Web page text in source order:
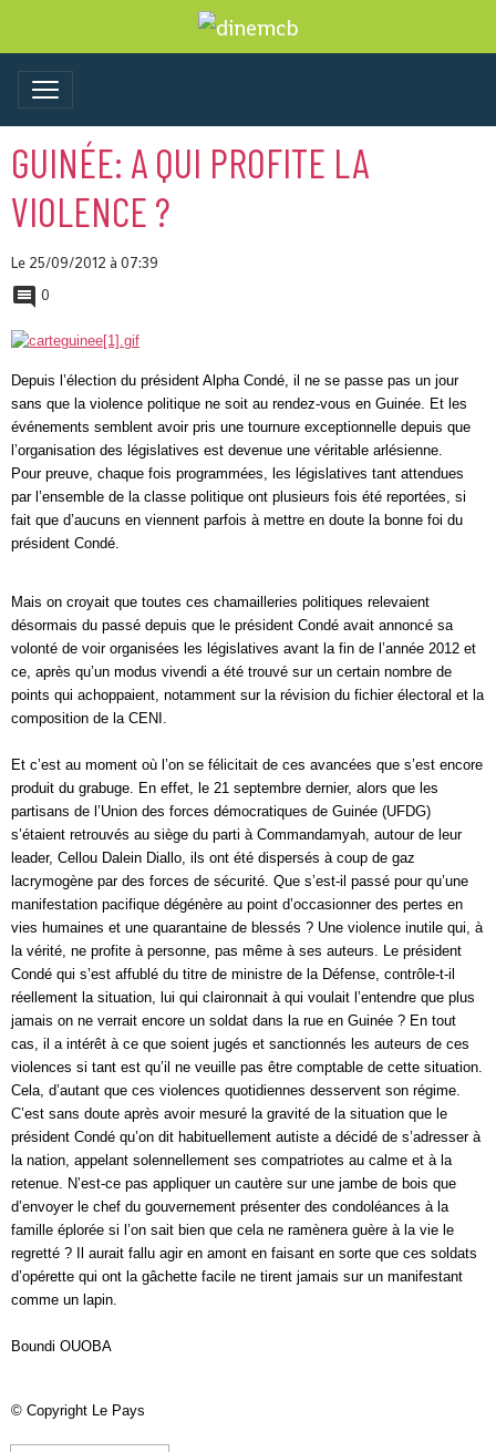
GUINÉE: A QUI PROFITE LA
VIOLENCE ?
Le 25/09/2012 à 07:39
0
Depuis l’élection du président Alpha Condé, il ne se passe pas un jour
sans que la violence politique ne soit au rendez-vous en Guinée. Et les
événements semblent avoir pris une tournure exceptionnelle depuis que
l’organisation des législatives est devenue une véritable arlésienne.
Pour preuve, chaque fois programmées, les législatives tant attendues
par l’ensemble de la classe politique ont plusieurs fois été reportées, si
fait que d’aucuns en viennent parfois à mettre en doute la bonne foi du
président Condé.
Mais on croyait que toutes ces chamailleries politiques relevaient
désormais du passé depuis que le président Condé avait annoncé sa
volonté de voir organisées les législatives avant la fin de l’année 2012 et
ce, après qu’un modus vivendi a été trouvé sur un certain nombre de
points qui achoppaient, notamment sur la révision du fichier électoral et la
composition de la CENI.
Et c’est au moment où l’on se félicitait de ces avancées que s’est encore
produit du grabuge. En effet, le 21 septembre dernier, alors que les
partisans de l’Union des forces démocratiques de Guinée (UFDG)
s’étaient retrouvés au siège du parti à Commandamyah, autour de leur
leader, Cellou Dalein Diallo, ils ont été dispersés à coup de gaz
lacrymogène par des forces de sécurité. Que s’est-il passé pour qu’une
manifestation pacifique dégénère au point d’occasionner des pertes en
vies humaines et une quarantaine de blessés ? Une violence inutile qui, à
la vérité, ne profite à personne, pas même à ses auteurs. Le président
Condé qui s’est affublé du titre de ministre de la Défense, contrôle-t-il
réellement la situation, lui qui claironnait à qui voulait l’entendre que plus
jamais on ne verrait encore un soldat dans la rue en Guinée ? En tout
cas, il a intérêt à ce que soient jugés et sanctionnés les auteurs de ces
violences si tant est qu’il ne veuille pas être comptable de cette situation.
Cela, d’autant que ces violences quotidiennes desservent son régime.
C’est sans doute après avoir mesuré la gravité de la situation que le
président Condé qu’on dit habituellement autiste a décidé de s’adresser à
la nation, appelant solennellement ses compatriotes au calme et à la
retenue. N’est-ce pas appliquer un cautère sur une jambe de bois que
d’envoyer le chef du gouvernement présenter des condoléances à la
famille éplorée si l’on sait bien que cela ne ramènera guère à la vie le
regretté ? Il aurait fallu agir en amont en faisant en sorte que ces soldats
d’opérette qui ont la gâchette facile ne tirent jamais sur un manifestant
comme un lapin.
Boundi OUOBA
© Copyright Le Pays